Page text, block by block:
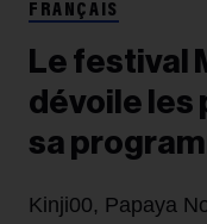
FRANÇAIS
Le festival
dévoile les
sa
Kinji00, Papaya